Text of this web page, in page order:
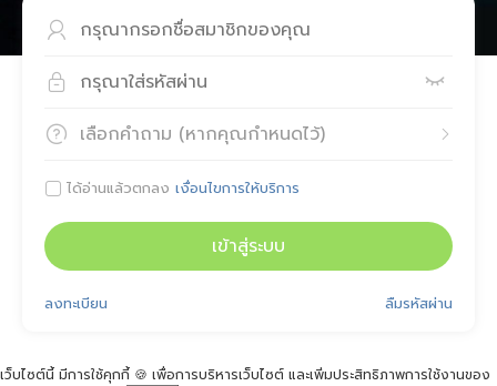

 
 
เลือกคำถาม (หากคุณกำหนดไว้)
 ได้อ่านแล้วตกลง เงื่อนไขการให้บริการ
เข้าสู่ระบบ
ลืมรหัสผ่าน
ลงทะเบียน
เว็บไซต์นี้ มีการใช้คุกกี้ 🍪 เพื่อการบริหารเว็บไซต์ และเพิ่มประสิทธิภาพการใช้งานของ